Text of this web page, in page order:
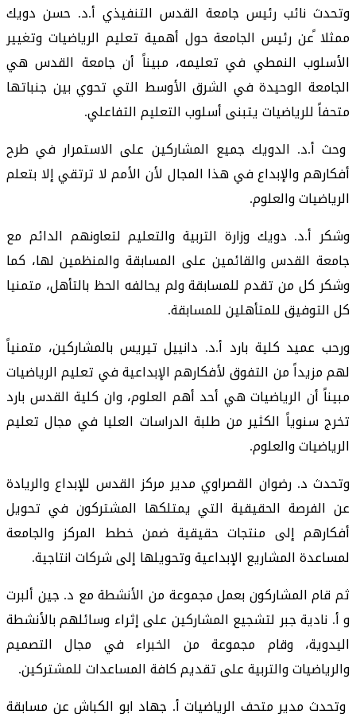
وتحدث نائب رئيس جامعة القدس التنفيذي أ.د. حسن دويك
ممثلا ًعن رئيس الجامعة حول أهمية تعليم الرياضيات وتغيير
الأسلوب النمطي في تعليمه، مبيناً أن جامعة القدس هي
الجامعة الوحيدة في الشرق الأوسط التي تحوي بين جنباتها
متحفاً للرياضيات يتبنى أسلوب التعليم التفاعلي.
وحث أ.د. الدويك جميع المشاركين على الاستمرار في طرح
أفكارهم والإبداع في هذا المجال لأن الأمم لا ترتقي إلا بتعلم
الرياضيات والعلوم.
وشكر أ.د. دويك وزارة التربية والتعليم لتعاونهم الدائم مع
جامعة القدس والقائمين على المسابقة والمنظمين لها، كما
وشكر كل من تقدم للمسابقة ولم يحالفه الحظ بالتأهل، متمنيا
كل التوفيق للمتأهلين للمسابقة.
ورحب عميد كلية بارد أ.د. دانييل تيريس بالمشاركين، متمنياً
لهم مزيداً من التفوق لأفكارهم الإبداعية في تعليم الرياضيات
مبيناً أن الرياضيات هي أحد أهم العلوم، وان كلية القدس بارد
تخرج سنوياً الكثير من طلبة الدراسات العليا في مجال تعليم
الرياضيات والعلوم.
وتحدث د. رضوان القصراوي مدير مركز القدس للإبداع والريادة
عن الفرصة الحقيقية التي يمتلكها المشتركون في تحويل
أفكارهم إلى منتجات حقيقية ضمن خطط المركز والجامعة
لمساعدة المشاريع الإبداعية وتحويلها إلى شركات انتاجية.
ثم قام المشاركون بعمل مجموعة من الأنشطة مع د. جين ألبرت
و أ. نادية جبر لتشجيع المشاركين على إثراء وسائلهم بالأنشطة
اليدوية، وقام مجموعة من الخبراء في مجال التصميم
والرياضيات والتربية على تقديم كافة المساعدات للمشتركين.
وتحدث مدير متحف الرياضيات أ. جهاد ابو الكباش عن مسابقة